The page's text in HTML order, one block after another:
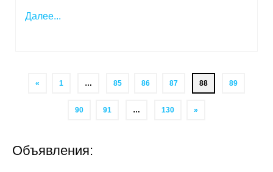
Далее...
« 1 … 85 86 87 88 89
90 91 … 130 »
Объявления: